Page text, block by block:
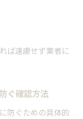
ば遠慮せず業者に
ぐ確認方法
防ぐための具体的